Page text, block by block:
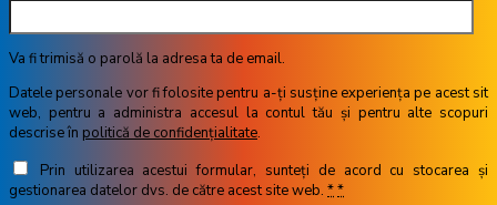
Va fi trimisă o parolă la adresa ta de email.
Datele personale vor fi folosite pentru a-ți susține experiența pe acest sit
web, pentru a administra accesul la contul tău și pentru alte scopuri
descrise în politică de confidențialitate.
Prin utilizarea acestui formular, sunteți de acord cu stocarea și
gestionarea datelor dvs. de către acest site web. **